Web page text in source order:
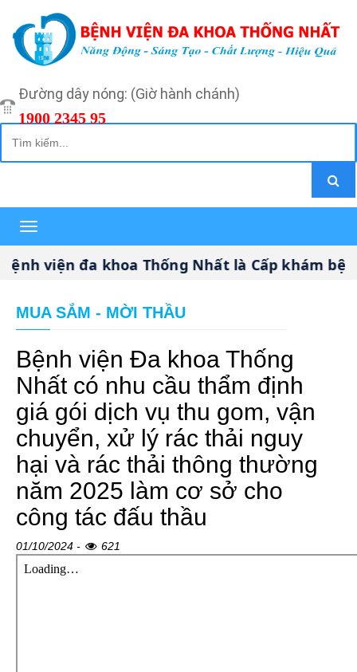
Đường dây nóng: (Giờ hành chánh)
1900 2345 95
Toggle
navigation
viện đa khoa Thống Nhất là Cấp khám bệnh,
MUA SẮM - MỜI THẦU
Bệnh viện Đa khoa Thống
Nhất có nhu cầu thẩm định
giá gói dịch vụ thu gom, vận
chuyển, xử lý rác thải nguy
hại và rác thải thông thường
năm 2025 làm cơ sở cho
công tác đấu thầu
01/10/2024 - 621